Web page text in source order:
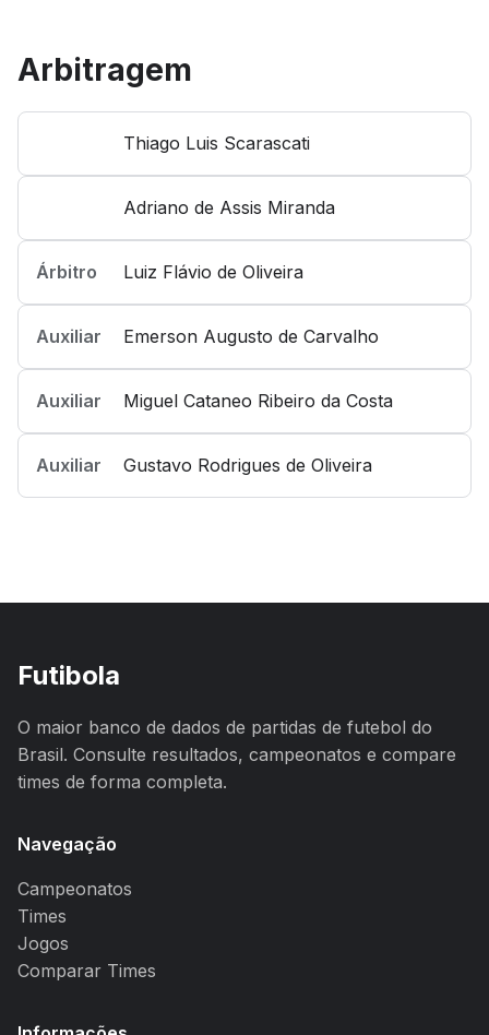
Arbitragem
Thiago Luis Scarascati
Adriano de Assis Miranda
Árbitro Luiz Flávio de Oliveira
Auxiliar Emerson Augusto de Carvalho
Auxiliar Miguel Cataneo Ribeiro da Costa
Auxiliar Gustavo Rodrigues de Oliveira
Futibola
O maior banco de dados de partidas de futebol do
Brasil. Consulte resultados, campeonatos e compare
times de forma completa.
Navegação
Campeonatos
Times
Jogos
Comparar Times